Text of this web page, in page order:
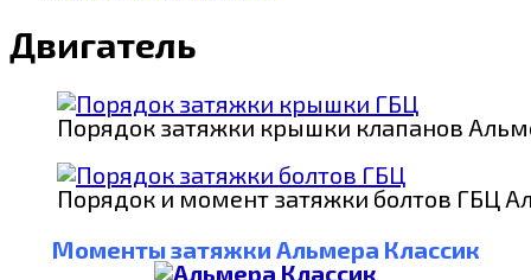
Двигатель
Порядок затяжки крышки клапанов
Порядок и момент затяжки болтов ГБЦ
Моменты затяжки Альмера Классик